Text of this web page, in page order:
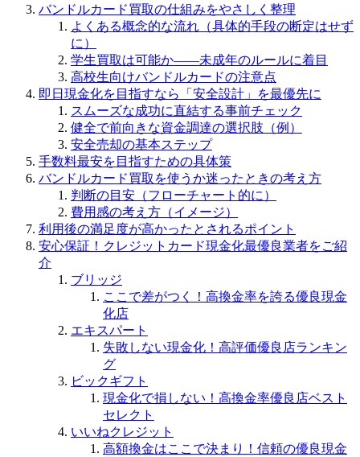
バンドルカード買取の仕組みをやさしく整理
よくある概念的な流れ（具体的手段の断定はせず
に）
学生買取は可能か——未成年のルールに着目
高校生向けバンドルカードの注意点
即日現金化を目指すなら「安全設計」を最優先に
スムーズな成功に直結する事前チェック
健全で前向きな資金調達の選択肢（例）
安全売却の基本ステップ
手数料最安を目指すための具体策
バンドルカード買取を使うか迷ったときの考え方
判断の目安（フローチャート的に）
費用感の考え方（イメージ）
利用後の満足度が高かったとされるポイント
安心保証！クレジットカード現金化最優良業者をご紹
介
ブリッジ
ここで差がつく！高換金率を誇る優良現金
化店
エキスパート
失敗しない現金化！高評価優良店ランキン
グ
ビックギフト
現金化で損しない！高換金率優良店ベスト
セレクト
いいねクレジット
高額換金はここで決まり！信頼の優良現金